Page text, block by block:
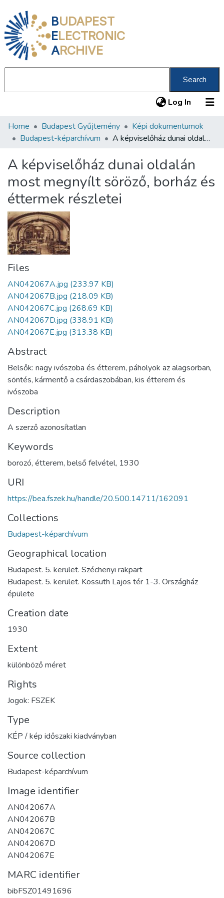
BUDAPEST
ELECTRONIC
ARCHIVE
Search
Log In (current)
Communities & Collections
Statistics
About us
Home Budapest Gyűjtemény
Képi dokumentumok
Budapest-képarchívum
A képviselőház dunai oldalán most megnyílt söröző, borház és éttermek részletei
A képviselőház dunai oldalán
most megnyílt söröző, borház és
éttermek részletei
Files
AN042067A.jpg (233.97 KB)
AN042067B.jpg (218.09 KB)
AN042067C.jpg (268.69 KB)
AN042067D.jpg (338.91 KB)
AN042067E.jpg (313.38 KB)
Abstract
Belsők: nagy ivószoba és étterem, páholyok az alagsorban,
söntés, kármentő a csárdaszobában, kis étterem és
ivószoba
Description
A szerző azonosítatlan
Keywords
borozó, étterem, belső felvétel, 1930
URI
https://bea.fszek.hu/handle/20.500.14711/162091
Collections
Budapest-képarchívum
Geographical location
Budapest. 5. kerület. Széchenyi rakpart
Budapest. 5. kerület. Kossuth Lajos tér 1-3. Országház
épülete
Creation date
1930
Extent
különböző méret
Rights
Jogok: FSZEK
Type
KÉP / kép időszaki kiadványban
Source collection
Budapest-képarchívum
Image identifier
AN042067A
AN042067B
AN042067C
AN042067D
AN042067E
MARC identifier
bibFSZ01491696